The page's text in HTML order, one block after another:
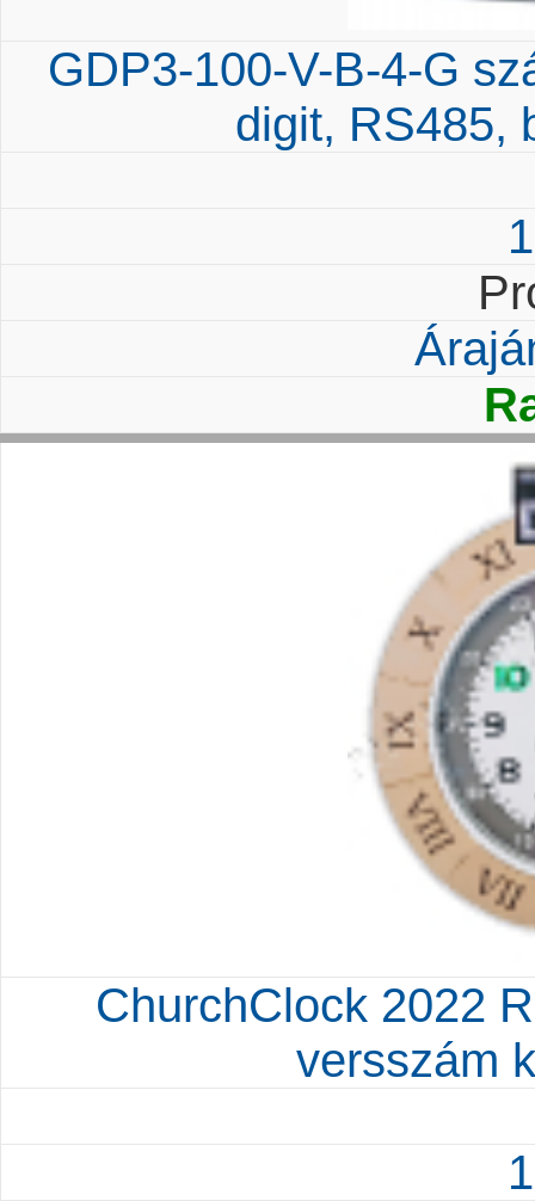
GDP3-100-V-B-4-G
digit, RS485,
ChurchClock 2022
versszám